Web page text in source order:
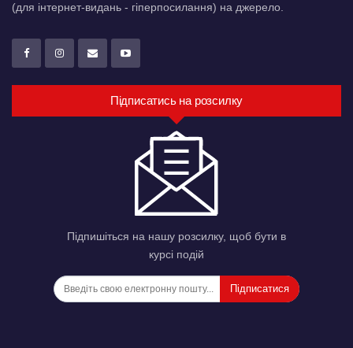
(для інтернет-видань - гіперпосилання) на джерело.
Підписатись на розсилку
Підпишіться на нашу розсилку, щоб бути в
курсі подій
Підписатися